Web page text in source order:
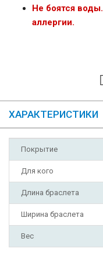
Не боятся
аллергии.
ХАРАКТЕРИСТИКИ
Покрытие
Для кого
Длина браслета
Ширина браслета
Вес